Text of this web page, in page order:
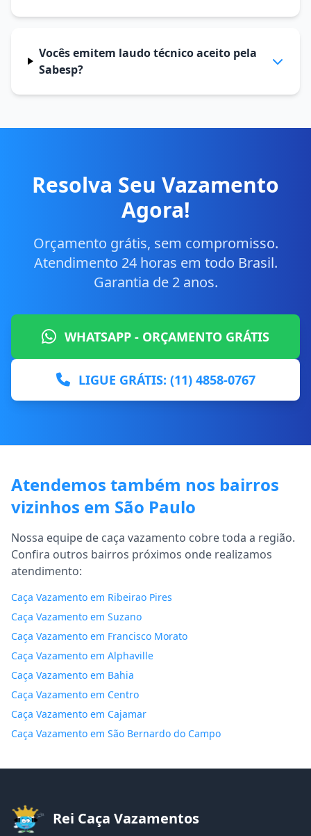
Vocês emitem laudo técnico aceito pela
Sabesp?
Resolva Seu Vazamento
Agora!
Orçamento grátis, sem compromisso.
Atendimento 24 horas em todo Brasil.
Garantia de 2 anos.
WHATSAPP - ORÇAMENTO GRÁTIS
LIGUE GRÁTIS: (11) 4858-0767
Atendemos também nos bairros
vizinhos em São Paulo
Nossa equipe de caça vazamento cobre toda a região.
Confira outros bairros próximos onde realizamos
atendimento:
Caça Vazamento em Ribeirao Pires
Caça Vazamento em Suzano
Caça Vazamento em Francisco Morato
Caça Vazamento em Alphaville
Caça Vazamento em Bahia
Caça Vazamento em Centro
Caça Vazamento em Cajamar
Caça Vazamento em São Bernardo do Campo
Rei Caça Vazamentos